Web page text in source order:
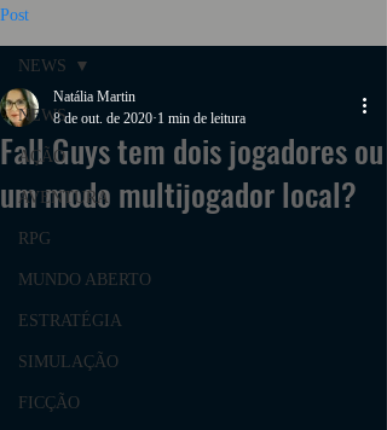
Post
NEWS
AÇÃO
AVENTURA
RPG
MUNDO ABERTO
ESTRATÉGIA
SIMULAÇÃO
FICÇÃO
NEWS
Fall Guys tem dois jogadores ou
um modo multijogador local?
Natália Martin
8 de out. de 2020 1 min de leitura